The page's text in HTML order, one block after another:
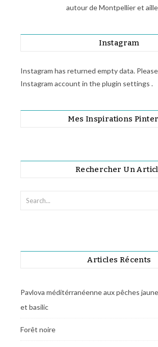
autour de Montpellier et
Instagram
Instagram has returned empty data.
Instagram account in theplugin settings .
Mes Inspirations
Rechercher Un
Articles Récents
Pavlova méditérranéenne aux pêches
et basilic
Forêt noire